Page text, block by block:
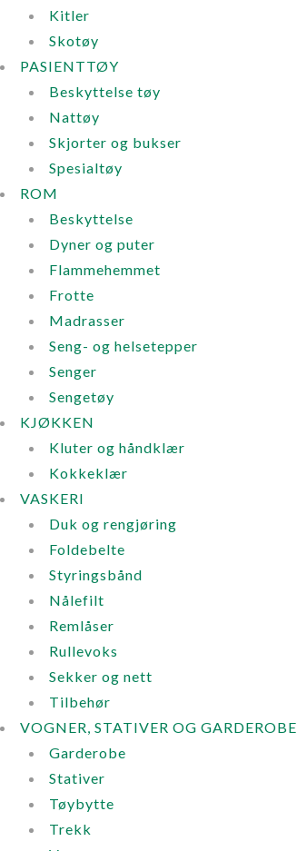
Kitler
Skotøy
PASIENTTØY
Beskyttelse tøy
Nattøy
Skjorter og bukser
Spesialtøy
ROM
Beskyttelse
Dyner og puter
Flammehemmet
Frotte
Madrasser
Seng- og helsetepper
Senger
Sengetøy
KJØKKEN
Kluter og håndklær
Kokkeklær
VASKERI
Duk og rengjøring
Foldebelte
Styringsbånd
Nålefilt
Remlåser
Rullevoks
Sekker og nett
Tilbehør
VOGNER, STATIVER OG GARDEROBE
Garderobe
Stativer
Tøybytte
Trekk